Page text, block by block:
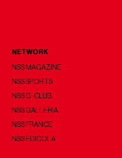
NETWORK
NSS MAGAZINE
NSS SPORTS
NSS G-CLUB
NSS GALLERIA
NSS FRANCE
NSS EDICOLA